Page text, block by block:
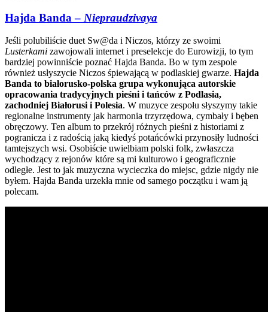
Hajda Banda – Niepraudzivaya
Jeśli polubiliście duet Sw@da i Niczos, którzy ze swoimi
Lusterkami zawojowali internet i preselekcje do Eurowizji, to tym
bardziej powinniście poznać Hajda Banda. Bo w tym zespole
również usłyszycie Niczos śpiewającą w podlaskiej gwarze. Hajda
Banda to białorusko-polska grupa wykonująca autorskie
opracowania tradycyjnych pieśni i tańców z Podlasia,
zachodniej Białorusi i Polesia. W muzyce zespołu słyszymy takie
regionalne instrumenty jak harmonia trzyrzędowa, cymbały i bęben
obręczowy. Ten album to przekrój różnych pieśni z historiami z
pogranicza i z radością jaką kiedyś potańcówki przynosiły ludności
tamtejszych wsi. Osobiście uwielbiam polski folk, zwłaszcza
wychodzący z rejonów które są mi kulturowo i geograficznie
odległe. Jest to jak muzyczna wycieczka do miejsc, gdzie nigdy nie
byłem. Hajda Banda urzekła mnie od samego początku i wam ją
polecam.